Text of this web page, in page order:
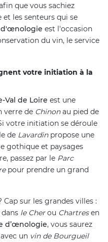
que vous sachiez
les senteurs qui se
d'œnologie est l'occasion
du vin, le service
votre initiation à la
Val de Loire est une
verre de Chinonau pied de
votre initiation se déroule
de Lavardinpropose une
gothique et paysages
passez par le Parc
pour prendre un grand
Cap sur les grandes villes :
dans le Cherou Chartresen
d’œnologie, vous saurez
un vin de Bourgueil